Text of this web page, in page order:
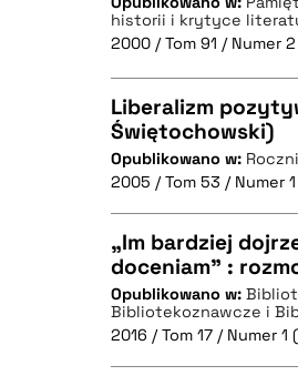
CZYSTY
BIBTEX
historii i krytyce
2000 / Tom 91 / Numer
CZYSTY
BIBTEX
Liberalizm
Świętochowski)
Opublikowano w:
2005 / Tom 53 / Numer
CZYSTY
„Im bardziej
doceniam” :
Opublikowano w:
Bibliotekoznawcze i
2016 / Tom 17 / Numer